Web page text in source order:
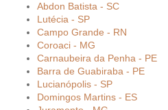
Abdon Batista - SC
Lutécia - SP
Campo Grande - RN
Coroaci - MG
Carnaubeira da Penha - PE
Barra de Guabiraba - PE
Lucianópolis - SP
Domingos Martins - ES